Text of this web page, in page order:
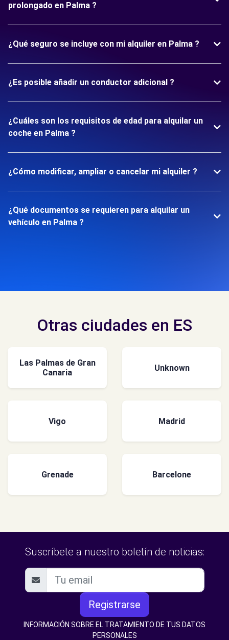
prolongado en Palma ?
¿Qué seguro se incluye con mi alquiler en Palma ?
¿Es posible añadir un conductor adicional ?
¿Cuáles son los requisitos de edad para alquilar un
coche en Palma ?
¿Cómo modificar, ampliar o cancelar mi alquiler ?
¿Qué documentos se requieren para alquilar un
vehículo en Palma ?
Otras ciudades en ES
Las Palmas de Gran
Canaria
Unknown
Vigo Madrid
Grenade Barcelone
Suscríbete a nuestro boletín de noticias:
Registrarse
INFORMACIÓN SOBRE EL TRATAMIENTO DE TUS DATOS
PERSONALES